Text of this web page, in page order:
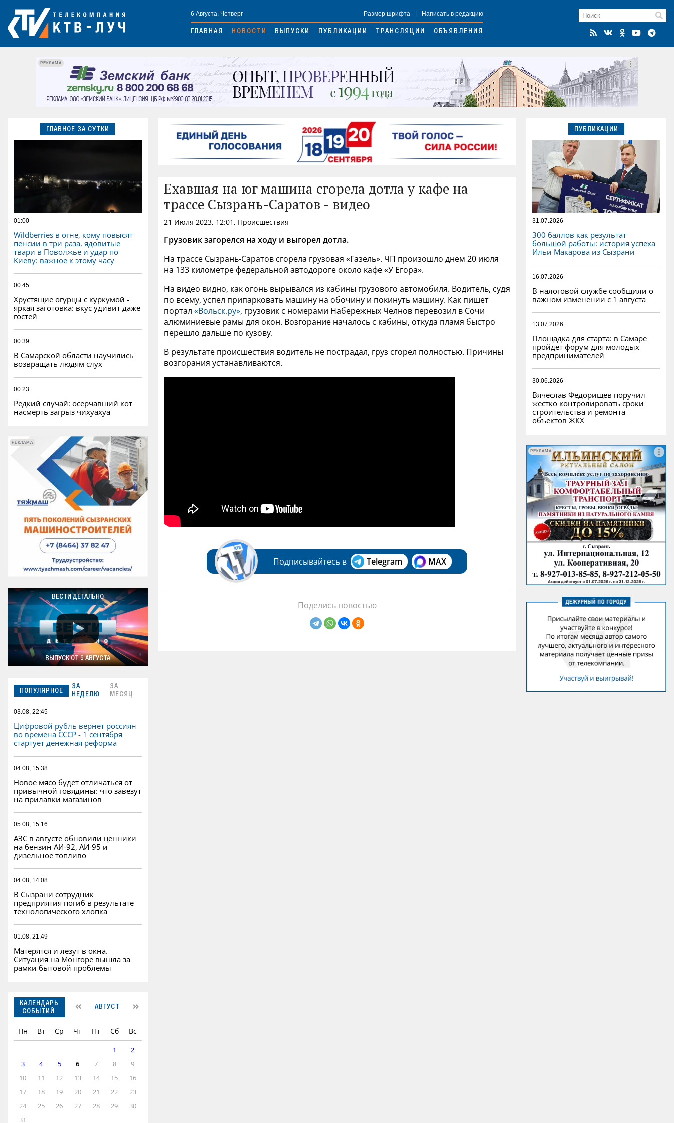
6 Августа, Четверг Размер шрифта Написать в редакцию
ГЛАВНАЯ НОВОСТИ ВЫПУСКИ ПУБЛИКАЦИИ ТРАНСЛЯЦИИ ОБЪЯВЛЕНИЯ
РЕКЛАМА
ГЛАВНОЕ ЗА СУТКИ
01:00
Wildberries в огне, кому повысят
пенсии в три раза, ядовитые
твари в Поволжье и удар по
Киеву: важное к этому часу
00:45
Хрустящие огурцы с куркумой -
яркая заготовка: вкус удивит даже
гостей
00:39
В Самарской области научились
возвращать людям слух
00:23
Редкий случай: осерчавший кот
насмерть загрыз чихуахуа
РЕКЛАМА РЕКЛАМА
ВЕСТИ ДЕТАЛЬНО
ВЫПУСК ОТ 5 АВГУСТА
ПОПУЛЯРНОЕ
ЗА
НЕДЕЛЮ
ЗА
МЕСЯЦ
03.08, 22:45
Цифровой рубль вернет россиян
во времена СССР - 1 сентября
стартует денежная реформа
04.08, 15:38
Новое мясо будет отличаться от
привычной говядины: что завезут
на прилавки магазинов
05.08, 15:16
АЗС в августе обновили ценники
на бензин АИ-92, АИ-95 и
дизельное топливо
04.08, 14:08
В Сызрани сотрудник
предприятия погиб в результате
технологического хлопка
01.08, 21:49
Матерятся и лезут в окна.
Ситуация на Монгоре вышла за
рамки бытовой проблемы
КАЛЕНДАРЬ
СОБЫТИЙ
АВГУСТ
Пн Вт Ср Чт Пт Сб Вс
1
2
3
4 5 6 7 8
9
10
11 12 13 14 15
16
17
18 19 20 21 22
23
24
25 26 27 28 29
30
31
Ехавшая на юг машина сгорела дотла у кафе на
трассе Сызрань-Саратов - видео
21 Июля 2023, 12:01, Происшествия
Грузовик загорелся на ходу и выгорел дотла.
На трассе Сызрань-Саратов сгорела грузовая «Газель». ЧП произошло днем 20 июля
на 133 километре федеральной автодороге около кафе «У Егора».
На видео видно, как огонь вырывался из кабины грузового автомобиля. Водитель, судя
по всему, успел припарковать машину на обочину и покинуть машину. Как пишет
портал «Вольск.ру», грузовик с номерами Набережных Челнов перевозил в Сочи
алюминиевые рамы для окон. Возгорание началось с кабины, откуда пламя быстро
перешло дальше по кузову.
В результате происшествия водитель не пострадал, груз сгорел полностью. Причины
возгорания устанавливаются.
Подписывайтесь в Telegram MAX
Поделись новостью
ПУБЛИКАЦИИ
31.07.2026
300 баллов как результат
большой работы: история успеха
Ильи Макарова из Сызрани
16.07.2026
В налоговой службе сообщили о
важном изменении с 1 августа
13.07.2026
Площадка для старта: в Самаре
пройдет форум для молодых
предпринимателей
30.06.2026
Вячеслав Федорищев поручил
жестко контролировать сроки
строительства и ремонта
объектов ЖКХ
РЕКЛАМА